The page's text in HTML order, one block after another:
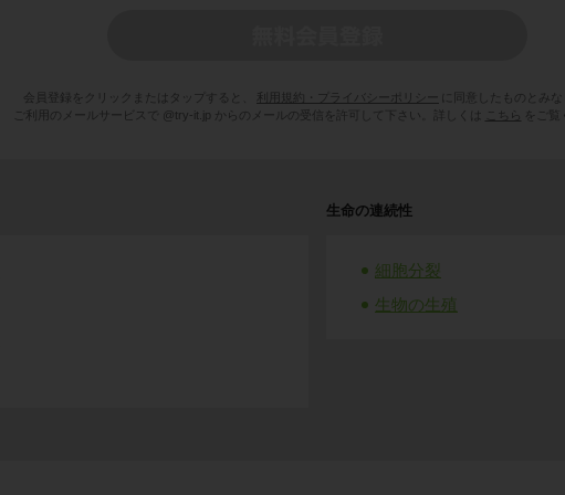
会員登録をクリックまたはタップすると、 利用規約・プライバシーポリシー
に同意したものとみな
ご利用のメールサービスで @try-it.jp からのメールの受信を許可して下さい。詳しくは
こちら をご覧
生命の連続性
細胞分裂
生物の生殖